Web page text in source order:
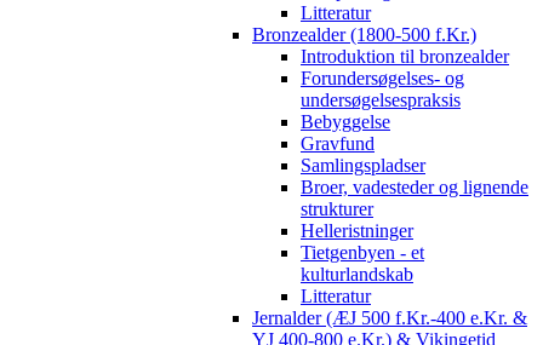
Litteratur
Bronzealder (1800-500 f.Kr.)
Introduktion til bronzealder
Forundersøgelses- og
undersøgelsespraksis
Bebyggelse
Gravfund
Samlingspladser
Broer, vadesteder og lignende
strukturer
Helleristninger
Tietgenbyen - et
kulturlandskab
Litteratur
Jernalder (ÆJ 500 f.Kr.-400 e.Kr. &
YJ 400-800 e.Kr.) & Vikingetid